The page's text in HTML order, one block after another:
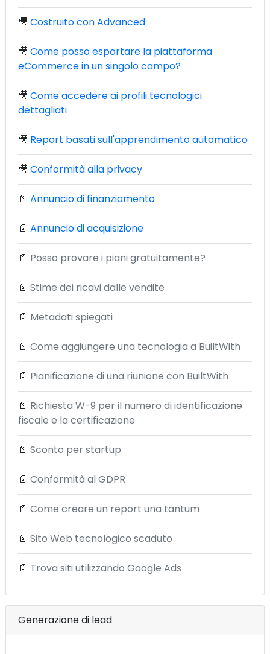
🎥 Costruito con Advanced
🎥 Come posso esportare la piattaforma
eCommerce in un singolo campo?
🎥 Come accedere ai profili tecnologici
dettagliati
🎥 Report basati sull'apprendimento automatico
🎥 Conformità alla privacy
📄 Annuncio di finanziamento
📄 Annuncio di acquisizione
📄 Posso provare i piani gratuitamente?
📄 Stime dei ricavi dalle vendite
📄 Metadati spiegati
📄 Come aggiungere una tecnologia a BuiltWith
📄 Pianificazione di una riunione con BuiltWith
📄 Richiesta W-9 per il numero di identificazione
fiscale e la certificazione
📄 Sconto per startup
📄 Conformità al GDPR
📄 Come creare un report una tantum
📄 Sito Web tecnologico scaduto
📄 Trova siti utilizzando Google Ads
Generazione di lead